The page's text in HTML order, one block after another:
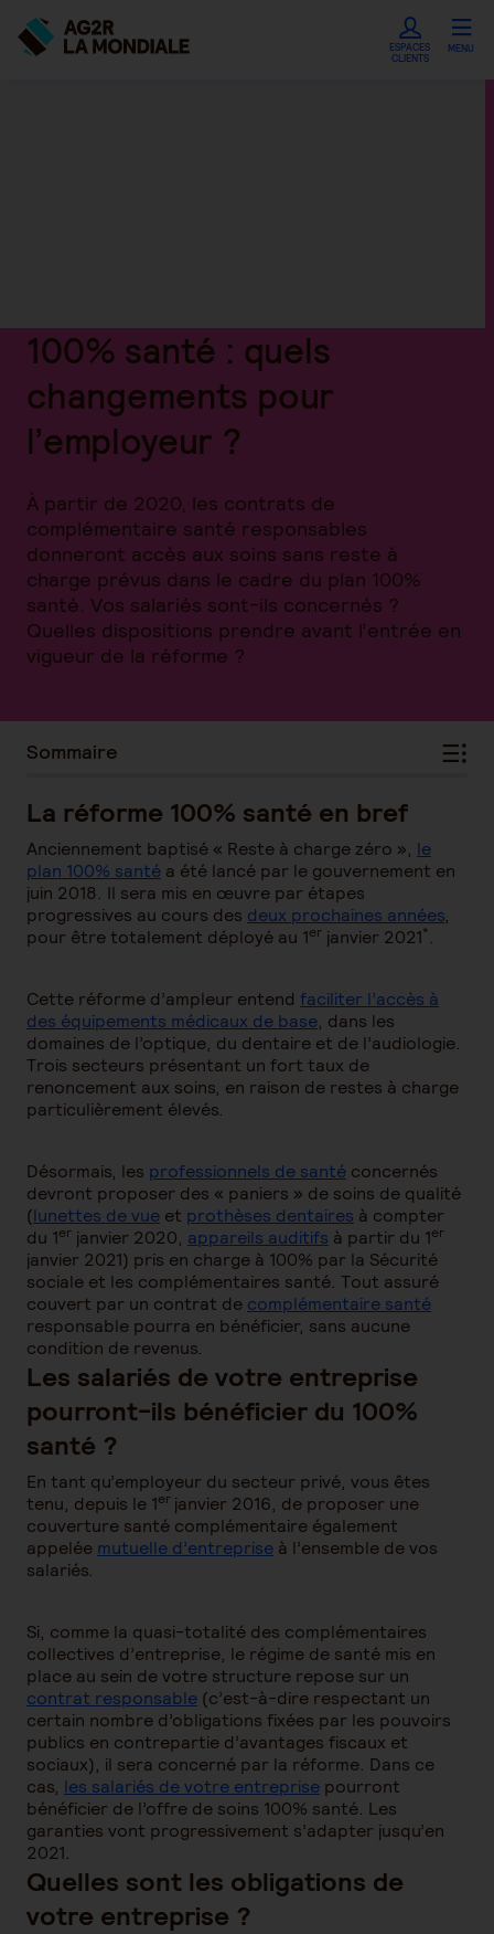
ESPACES
CLIENTS
MENU
100% santé : quels
changements pour
l’employeur ?
À partir de 2020, les contrats de
complémentaire santé responsables
donneront accès aux soins sans reste à
charge prévus dans le cadre du plan 100%
santé. Vos salariés sont-ils concernés ?
Quelles dispositions prendre avant l’entrée en
vigueur de la réforme ?
Sommaire
La réforme 100% santé en bref
Anciennement baptisé « Reste à charge zéro », le
plan 100% santé a été lancé par le gouvernement en
juin 2018. Il sera mis en œuvre par étapes
progressives au cours des deux prochaines années,
pour être totalement déployé au 1er janvier 2021* .
Cette réforme d’ampleur entend faciliter l’accès à
des équipements médicaux de base, dans les
domaines de l’optique, du dentaire et de l’audiologie.
Trois secteurs présentant un fort taux de
renoncement aux soins, en raison de restes à charge
particulièrement élevés.
Désormais, les professionnels de santé concernés
devront proposer des « paniers » de soins de qualité
(lunettes de vue et prothèses dentaires à compter
du 1er janvier 2020, appareils auditifs à partir du 1er
janvier 2021) pris en charge à 100% par la Sécurité
sociale et les complémentaires santé. Tout assuré
couvert par un contrat de complémentaire santé
responsable pourra en bénéficier, sans aucune
condition de revenus.
Les salariés de votre entreprise
pourront-ils bénéficier du 100%
santé ?
En tant qu’employeur du secteur privé, vous êtes
tenu, depuis le 1er janvier 2016, de proposer une
couverture santé complémentaire également
appelée mutuelle d’entreprise à l’ensemble de vos
salariés.
Si, comme la quasi-totalité des complémentaires
collectives d’entreprise, le régime de santé mis en
place au sein de votre structure repose sur un
contrat responsable (c’est-à-dire respectant un
certain nombre d’obligations fixées par les pouvoirs
publics en contrepartie d’avantages fiscaux et
sociaux), il sera concerné par la réforme. Dans ce
cas, les salariés de votre entreprise pourront
bénéficier de l’offre de soins 100% santé. Les
garanties vont progressivement s’adapter jusqu’en
2021.
Quelles sont les obligations de
votre entreprise ?